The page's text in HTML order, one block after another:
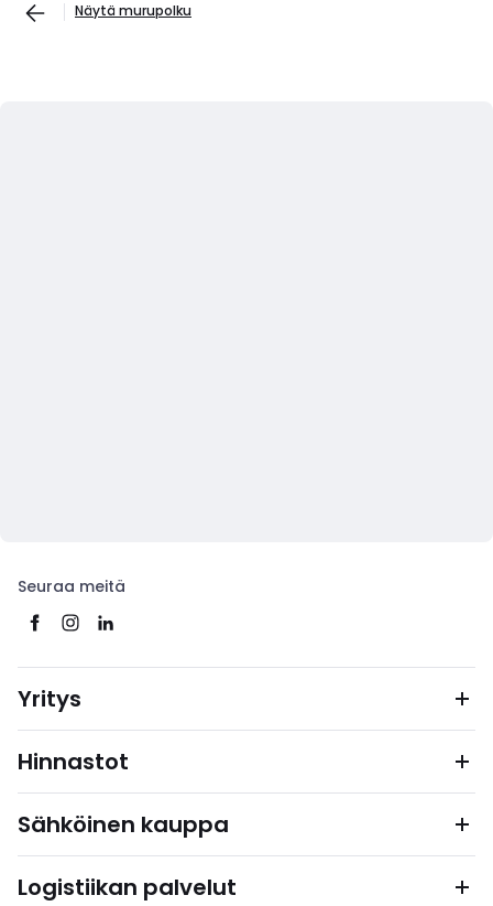
Näytä murupolku
Seuraa meitä
Yritys
Hinnastot
Sähköinen kauppa
Logistiikan palvelut